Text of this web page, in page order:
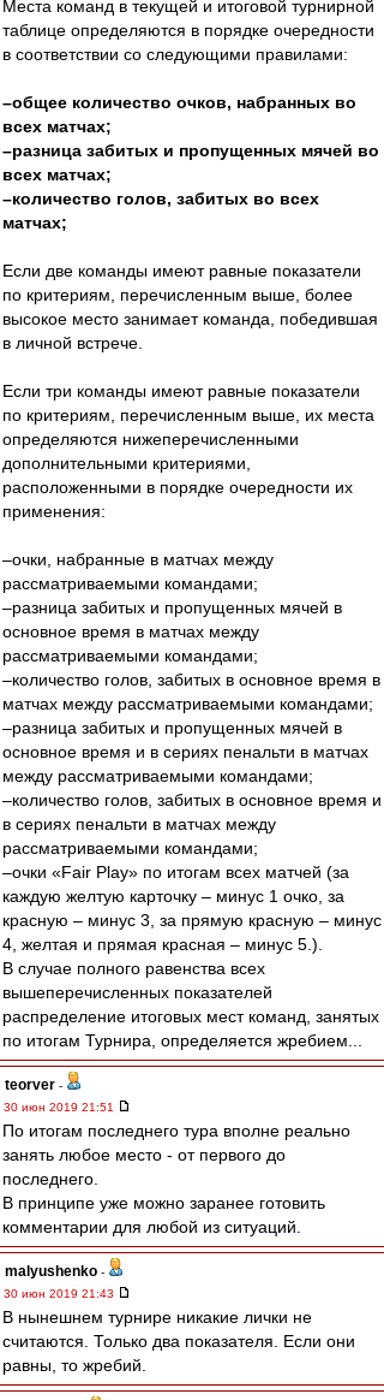
Места команд в текущей и итоговой турнирной
таблице определяются в порядке очередности
в соответствии со следующими правилами:
–общее количество очков, набранных во
всех матчах;
–разница забитых и пропущенных мячей во
всех матчах;
–количество голов, забитых во всех
матчах;
Если две команды имеют равные показатели
по критериям, перечисленным выше, более
высокое место занимает команда, победившая
в личной встрече.
Если три команды имеют равные показатели
по критериям, перечисленным выше, их места
определяются нижеперечисленными
дополнительными критериями,
расположенными в порядке очередности их
применения:
–очки, набранные в матчах между
рассматриваемыми командами;
–разница забитых и пропущенных мячей в
основное время в матчах между
рассматриваемыми командами;
–количество голов, забитых в основное время в
матчах между рассматриваемыми командами;
–разница забитых и пропущенных мячей в
основное время и в сериях пенальти в матчах
между рассматриваемыми командами;
–количество голов, забитых в основное время и
в сериях пенальти в матчах между
рассматриваемыми командами;
–очки «Fair Play» по итогам всех матчей (за
каждую желтую карточку – минус 1 очко, за
красную – минус 3, за прямую красную – минус
4, желтая и прямая красная – минус 5.).
В случае полного равенства всех
вышеперечисленных показателей
распределение итоговых мест команд, занятых
по итогам Турнира, определяется жребием...
teorver -
30 июн 2019 21:51
По итогам последнего тура вполне реально
занять любое место - от первого до
последнего.
В принципе уже можно заранее готовить
комментарии для любой из ситуаций.
malyushenko -
30 июн 2019 21:43
В нынешнем турнире никакие лички не
считаются. Только два показателя. Если они
равны, то жребий.